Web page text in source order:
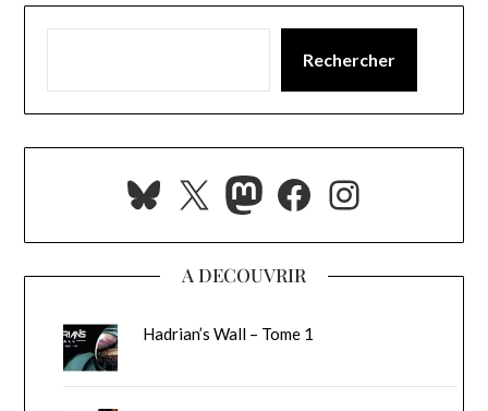
Rechercher
Bluesky
X Mastodon
Facebook
A DECOUVRIR
Hadrian’s Wall – Tome 1